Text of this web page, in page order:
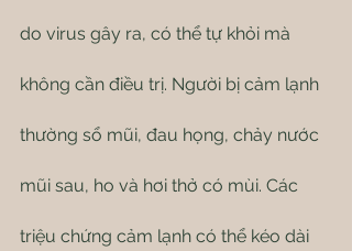
do virus gây ra, có thể tự khỏi mà
không cần điều trị. Người bị cảm lạnh
thường sổ mũi, đau họng, chảy nước
mũi sau, ho và hơi thở có mùi. Các
triệu chứng cảm lạnh có thể kéo dài